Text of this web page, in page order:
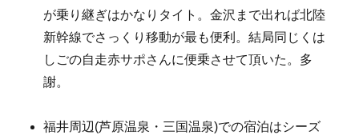
が乗り継ぎはかなりタイト。金沢まで出れば北陸
新幹線でさっくり移動が最も便利。結局同じくは
しごの自走赤サポさんに便乗させて頂いた。多
謝。
福井周辺(芦原温泉・三国温泉)での宿泊はシーズ